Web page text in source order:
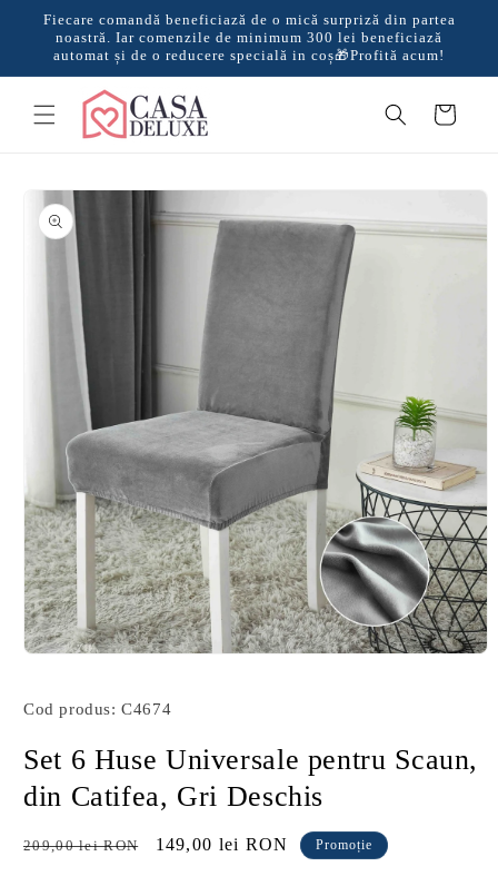
Salt la
conținut
Fiecare comandă beneficiază de o mică surpriză din partea
noastră. Iar comenzile de minimum 300 lei beneficiază
automat și de o reducere specială in coș🎁Profită acum!
Coș
informațiile
despre
produs
1
fereastră
Cod produs: C4674
Set 6 Huse Universale pentru Scaun,
din Catifea, Gri Deschis
Preț
209,00 lei RON
Preț
149,00 lei RON Promoție